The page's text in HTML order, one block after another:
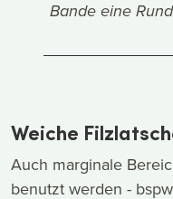
Bande eine
Weiche
Auch marginale
benutzt werden -